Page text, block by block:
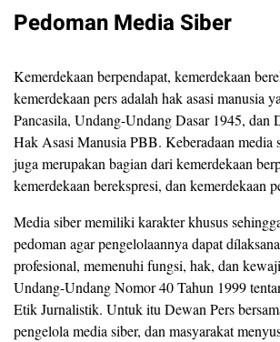
Pedoman Media Siber
Kemerdekaan berpendapat, kemerdekaan
kemerdekaan pers adalah hak asasi manusia
Pancasila, Undang-Undang Dasar 1945, dan
Hak Asasi Manusia PBB. Keberadaan media
juga merupakan bagian dari kemerdekaan
kemerdekaan berekspresi, dan kemerdekaan
Media siber memiliki karakter khusus
pedoman agar pengelolaannya dapat
profesional, memenuhi fungsi, hak, dan
Undang-Undang Nomor 40 Tahun 1999
Etik Jurnalistik. Untuk itu Dewan Pers
pengelola media siber, dan masyarakat